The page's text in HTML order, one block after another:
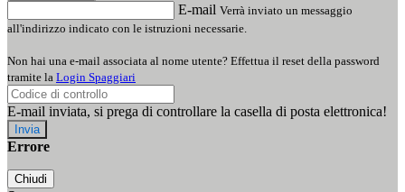
E-mail Verrà inviato un messaggio
all'indirizzo indicato con le istruzioni necessarie.
Non hai una e-mail associata al nome utente? Effettua il reset della password
tramite la Login Spaggiari
E-mail inviata, si prega di controllare la casella di posta elettronica!
Errore
Chiudi